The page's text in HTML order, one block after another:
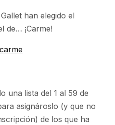
han elegido el
de… ¡Carme!
una lista del 1 al 59 de
asignároslo (y que no
de los que ha